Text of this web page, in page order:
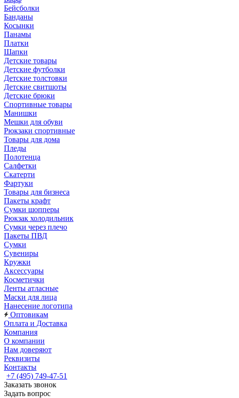
Бейсболки
Банданы
Косынки
Панамы
Платки
Шапки
Детские товары
Детские футболки
Детские толстовки
Детские свитшоты
Детские брюки
Спортивные товары
Манишки
Мешки для обуви
Рюкзаки спортивные
Товары для дома
Пледы
Полотенца
Салфетки
Скатерти
Фартуки
Товары для бизнеса
Пакеты крафт
Сумки шопперы
Рюкзак холодильник
Сумки через плечо
Пакеты ПВД
Сумки
Сувениры
Кружки
Аксессуары
Косметички
Ленты атласные
Маски для лица
Нанесение логотипа
Оптовикам
Оплата и Доставка
Компания
О компании
Нам доверяют
Реквизиты
Контакты
+7 (495) 749-47-51
Заказать звонок
Задать вопрос